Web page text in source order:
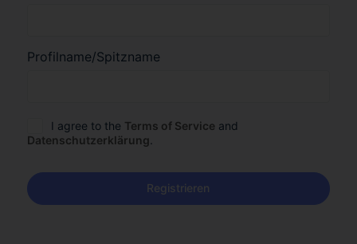
Profilname/Spitzname
I agree to the Terms of Service and
Datenschutzerklärung